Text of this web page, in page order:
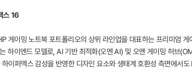
스 16
게이밍 노트북 포트폴리오의 상위 라인업을 대표하는 프리미엄
하이엔드 모델로, AI 기반 최적화(오멘 AI) 및 오멘 게이밍 허브
이퍼엑스 감성을 반영한 디자인 요소와 생태계 호환성 측면에서